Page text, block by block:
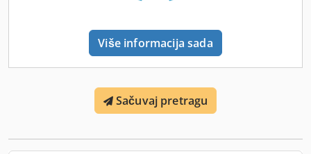
Više informacija sada
Sačuvaj pretragu